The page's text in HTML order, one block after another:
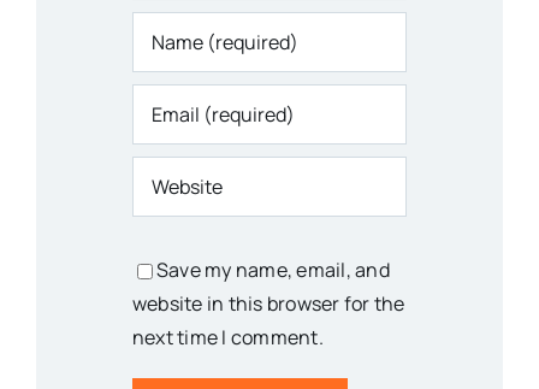
Save my name, email, and
website in this browser for the
next time I comment.